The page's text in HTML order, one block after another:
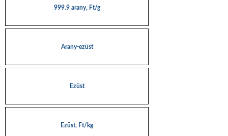
999.9 arany, Ft/g
Arany-ezüst
Ezüst
Ezüst, Ft/kg